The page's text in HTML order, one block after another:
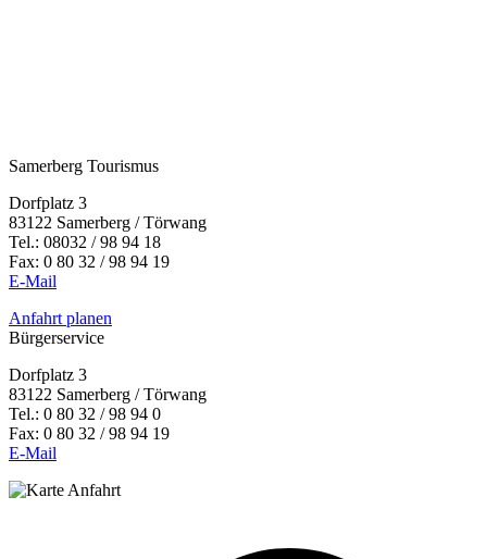
Samerberg Tourismus
Dorfplatz 3
83122 Samerberg / Törwang
Tel.: 08032 / 98 94 18
Fax: 0 80 32 / 98 94 19
E-Mail
Anfahrt planen
Bürgerservice
Dorfplatz 3
83122 Samerberg / Törwang
Tel.: 0 80 32 / 98 94 0
Fax: 0 80 32 / 98 94 19
E-Mail